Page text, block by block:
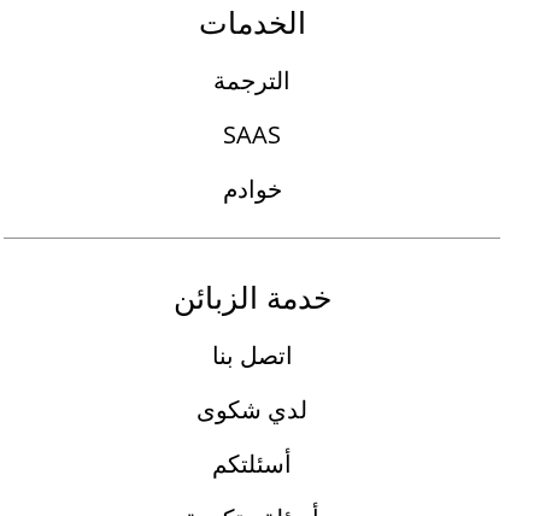
الخدمات
الترجمة
SAAS
خوادم
خدمة الزبائن
اتصل بنا
لدي شكوى
أسئلتكم